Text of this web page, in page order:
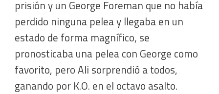
prisión y un George Foreman que no había
perdido ninguna pelea y llegaba en un
estado de forma magnífico, se
pronosticaba una pelea con George como
favorito, pero Ali sorprendió a todos,
ganando por K.O. en el octavo asalto.